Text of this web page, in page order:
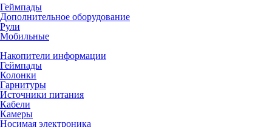
Геймпады
Дополнительное оборудование
Рули
Мобильные
Накопители информации
Геймпады
Колонки
Гарнитуры
Источники питания
Кабели
Камеры
Носимая электроника